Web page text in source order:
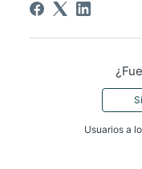
Sí
Usuarios a